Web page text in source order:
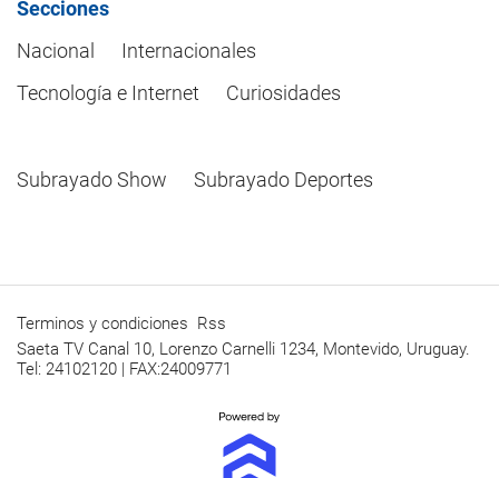
Secciones
Nacional
Internacionales
Tecnología e Internet
Curiosidades
Subrayado Show Subrayado Deportes
Terminos y condiciones Rss
Saeta TV Canal 10, Lorenzo Carnelli 1234, Montevido, Uruguay.
Tel: 24102120 | FAX:24009771